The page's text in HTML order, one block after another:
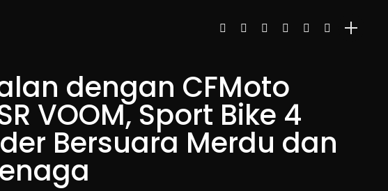
dengan CFMoto
VOOM, Sport Bike 4
Bersuara Merdu dan